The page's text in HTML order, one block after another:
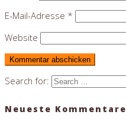
E-Mail-Adresse *
Website
Search for:
Neueste Kommentare